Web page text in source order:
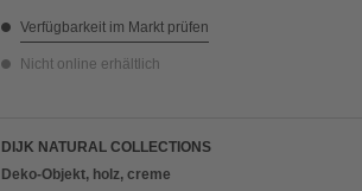
Verfügbarkeit im Markt prüfen
Nicht online erhältlich
DIJK NATURAL COLLECTIONS
Deko-Objekt, holz, creme